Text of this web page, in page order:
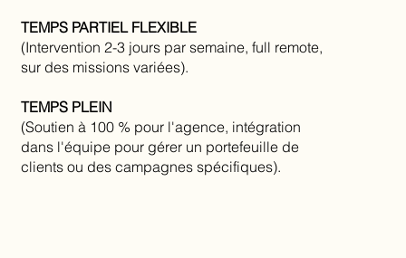
TEMPS PARTIEL FLEXIBLE
(Intervention 2-3 jours par semaine, full remote,
sur des missions variées).
TEMPS PLEIN
(Soutien à 100 % pour l'agence, intégration
dans l'équipe pour gérer un portefeuille de
clients ou des campagnes spécifiques).